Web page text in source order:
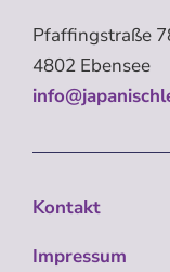
Pfaffingstraße
4802 Ebensee
Kontakt
Impressum